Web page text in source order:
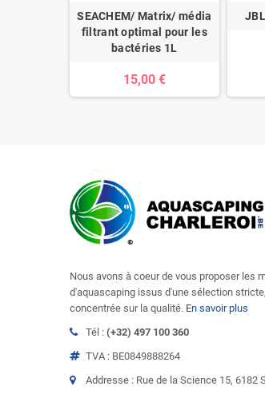
SEACHEM/ Matrix/ média
filtrant optimal pour les
bactéries 1L
15,00 €
Nous avons à coeur de vous proposer les
d'aquascaping issus d'une sélection
concentrée sur la qualité. En savoir plus
Tél : (+32) 497 100 360
TVA : BE0849888264
Addresse : Rue de la Science 15, 6182